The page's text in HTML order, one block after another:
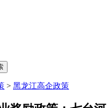
> 黑龙江高企政策